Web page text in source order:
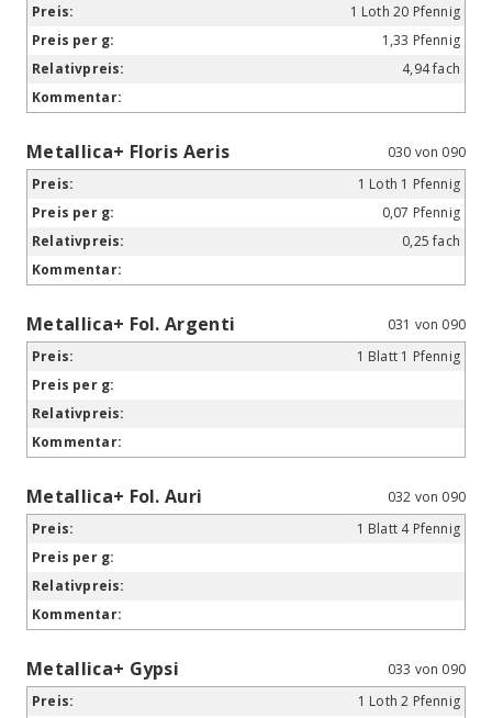
1 Loth 20 Pfennig
1,33 Pfennig
4,94 fach
Metallica+ Floris Aeris
030 von 090
1 Loth 1 Pfennig
0,07 Pfennig
0,25 fach
Metallica+ Fol. Argenti
031 von 090
1 Blatt 1 Pfennig
Metallica+ Fol. Auri
032 von 090
1 Blatt 4 Pfennig
Metallica+ Gypsi
033 von 090
1 Loth 2 Pfennig